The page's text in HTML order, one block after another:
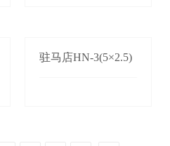
驻马店HN-3(5×2.5)